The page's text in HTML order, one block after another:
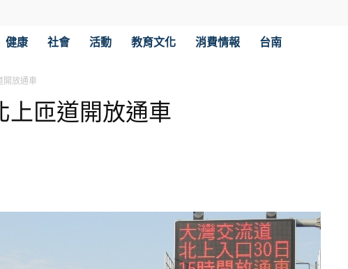
健康 社會 活動 教育文化 消費情報 台南
開放通車
上匝道開放通車